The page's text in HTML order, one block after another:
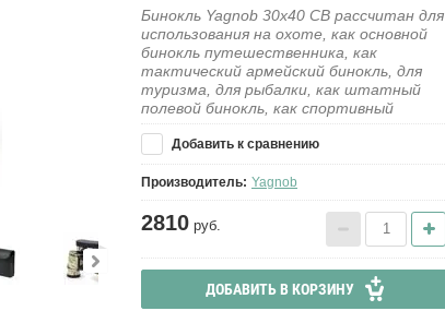
Бинокль Yagnob 30х40 СВ рассчитан для
использования на охоте, как основной
бинокль путешественника, как
тактический армейский бинокль, для
туризма, для рыбалки, как штатный
полевой бинокль, как спортивный
Добавить к сравнению
Производитель: Yagnob
2810 руб.
ДОБАВИТЬ В КОРЗИНУ